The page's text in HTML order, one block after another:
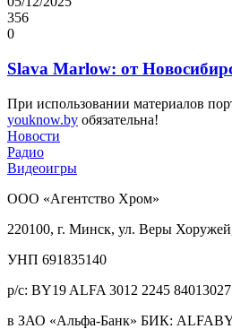
356
0
Slava Marlow: от
При использовании материалов
youknow.by обязательна!
Новости
Радио
Видеоигры
ООО «Агентство Хром»
220100, г. Минск, ул. Веры
УНП 691835140
р/с: BY19 ALFA 3012 2245
в ЗАО «Альфа-Банк» БИК: